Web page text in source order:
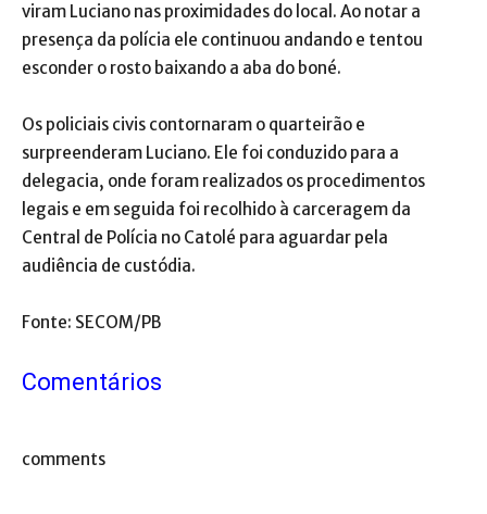
viram Luciano nas proximidades do local. Ao notar a
presença da polícia ele continuou andando e tentou
esconder o rosto baixando a aba do boné.
Os policiais civis contornaram o quarteirão e
surpreenderam Luciano. Ele foi conduzido para a
delegacia, onde foram realizados os procedimentos
legais e em seguida foi recolhido à carceragem da
Central de Polícia no Catolé para aguardar pela
audiência de custódia.
Fonte: SECOM/PB
Comentários
comments